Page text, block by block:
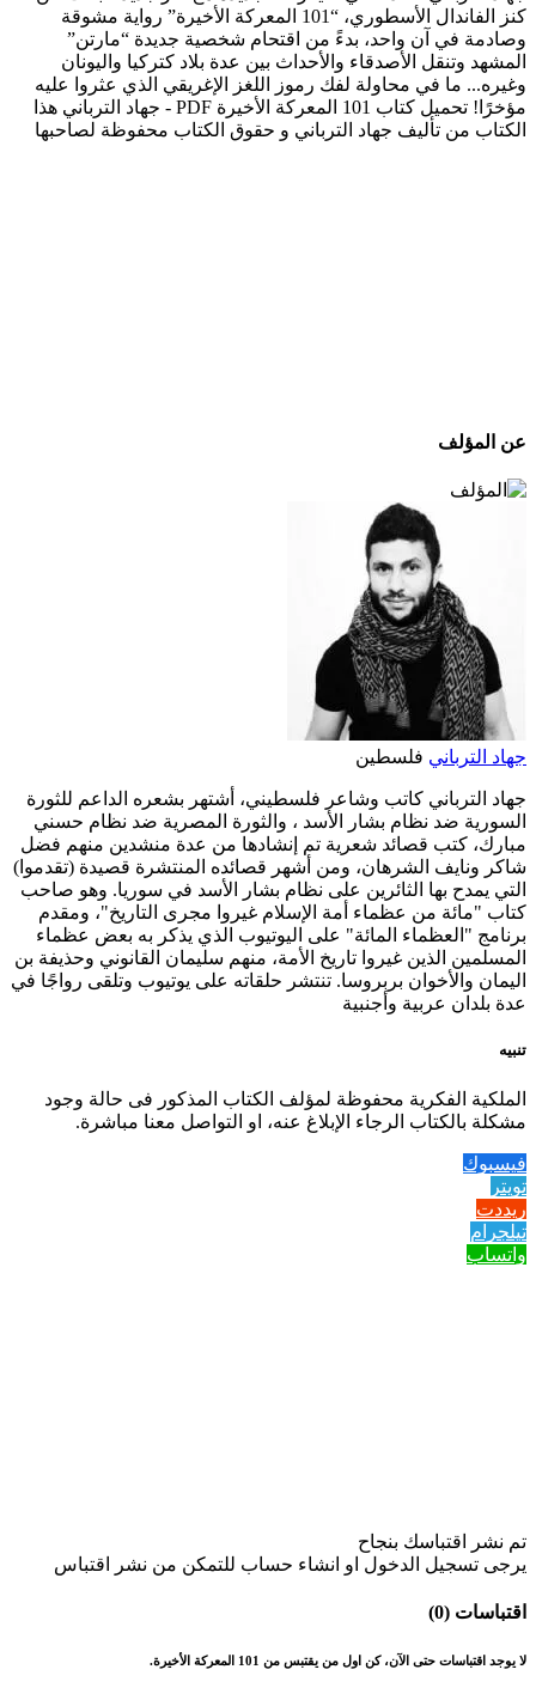
كنز الفاندال الأسطوري، “101 المعركة الأخيرة” رواية مشوقة
وصادمة في آن واحد، بدءً من اقتحام شخصية جديدة “مارتن”
المشهد وتنقل الأصدقاء والأحداث بين عدة بلاد كتركيا واليونان
وغيره... ما في محاولة لفك رموز اللغز الإغريقي الذي عثروا عليه
مؤخرًا! تحميل كتاب 101 المعركة الأخيرة PDF - جهاد الترباني هذا
الكتاب من تأليف جهاد الترباني و حقوق الكتاب محفوظة لصاحبها
عن المؤلف
جهاد الترباني فلسطين
جهاد الترباني كاتب وشاعر فلسطيني، أشتهر بشعره الداعم للثورة
السورية ضد نظام بشار الأسد ، والثورة المصرية ضد نظام حسني
مبارك، كتب قصائد شعرية تم إنشادها من عدة منشدين منهم فضل
شاكر ونايف الشرهان، ومن أشهر قصائده المنتشرة قصيدة (تقدموا)
التي يمدح بها الثائرين على نظام بشار الأسد في سوريا. وهو صاحب
كتاب "مائة من عظماء أمة الإسلام غيروا مجرى التاريخ"، ومقدم
برنامج "العظماء المائة" على اليوتيوب الذي يذكر به بعض عظماء
المسلمين الذين غيروا تاريخ الأمة، منهم سليمان القانوني وحذيفة بن
اليمان والأخوان بربروسا. تنتشر حلقاته على يوتيوب وتلقى رواجًا في
عدة بلدان عربية وأجنبية
تنبيه
الملكية الفكرية محفوظة لمؤلف الكتاب المذكور فى حالة وجود
مشكلة بالكتاب الرجاء الإبلاغ عنه، او التواصل معنا مباشرة.
فيسبوك
تويتر
ريددت
تيلجرام
واتساب
تم نشر اقتباسك بنجاح
يرجى تسجيل الدخول او انشاء حساب للتمكن من نشر اقتباس
اقتباسات (0)
لا يوجد اقتباسات حتى الآن، كن اول من يقتبس من 101 المعركة الأخيرة.